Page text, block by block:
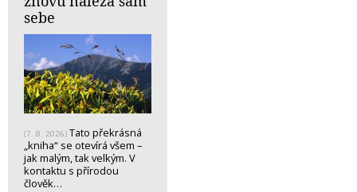
sebe
(7. 8. 2026) Tato překrásná
„kniha“ se otevírá všem –
jak malým, tak velkým. V
kontaktu s přírodou
člověk…